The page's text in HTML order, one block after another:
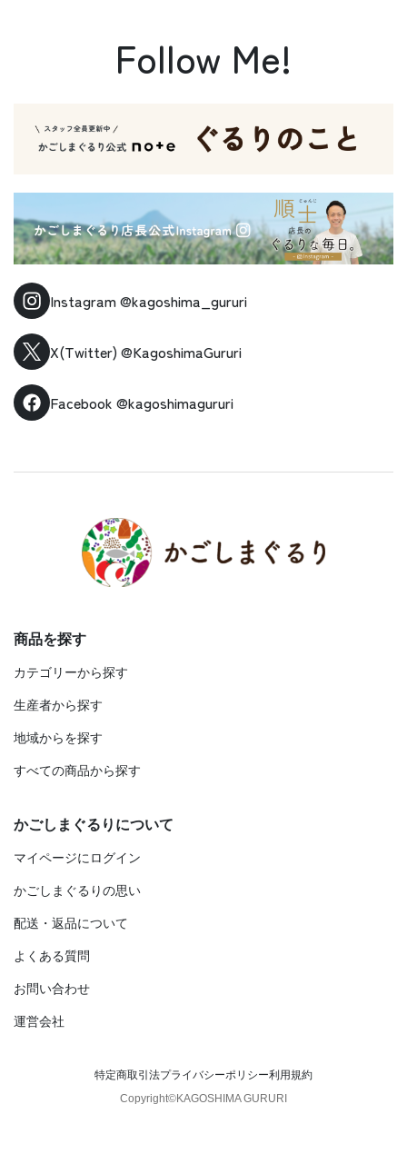
Follow Me!
Instagram@kagoshima_gururi
X(Twitter) @KagoshimaGururi
Facebook @kagoshimagururi
商品を探す
カテゴリーから探す
生産者から探す
地域からを探す
すべての商品から探す
かごしまぐるりについて
マイページにログイン
かごしまぐるりの思い
配送・返品について
よくある質問
お問い合わせ
運営会社
特定商取引法プライバシーポリシー利用規約
Copyright©KAGOSHIMA GURURI